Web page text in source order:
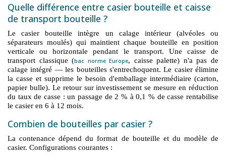
Quelle différence entre casier bouteille et caisse
de transport bouteille ?
Le casier bouteille intègre un calage intérieur (alvéoles ou
séparateurs moulés) qui maintient chaque bouteille en position
verticale ou horizontale pendant le transport. Une caisse de
transport classique (bac norme Europe, caisse palette) n'a pas de
calage intégré — les bouteilles s'entrechoquent. Le casier élimine
la casse et supprime le besoin d'emballage intermédiaire (carton,
papier bulle). Le retour sur investissement se mesure en réduction
du taux de casse : un passage de 2 % à 0,1 % de casse rentabilise
le casier en 6 à 12 mois.
Combien de bouteilles par casier ?
La contenance dépend du format de bouteille et du modèle de
casier. Configurations courantes :